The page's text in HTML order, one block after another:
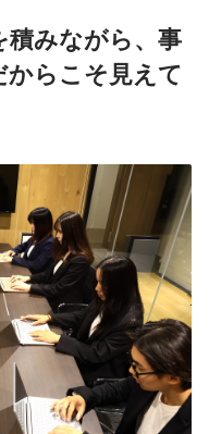
積みながら、事
らこそ見えて